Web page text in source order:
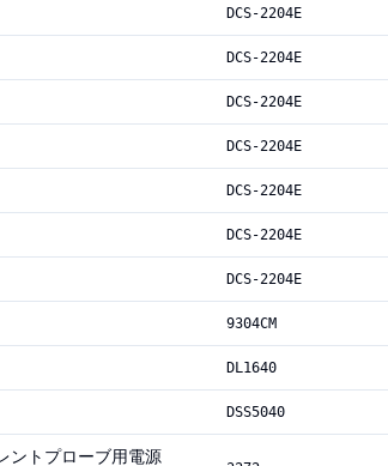
DCS-2204E
DCS-2204E
DCS-2204E
DCS-2204E
DCS-2204E
DCS-2204E
DCS-2204E
9304CM
DL1640
DSS5040
ントプローブ用電源